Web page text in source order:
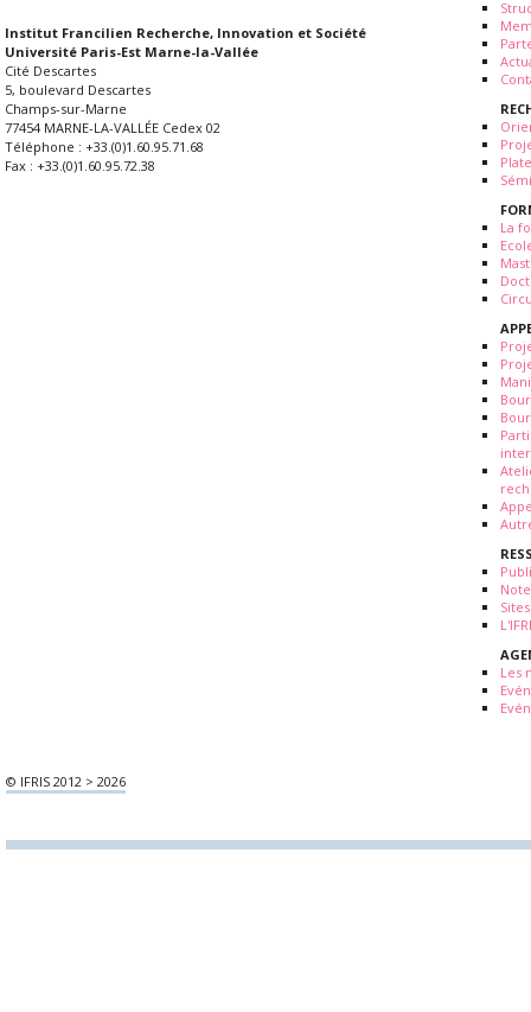
Institut Francilien Recherche, Innovation et Société
Université Paris-Est Marne-la-Vallée
Cité Descartes
5, boulevard Descartes
Champs-sur-Marne
77454 MARNE-LA-VALLÉE Cedex 02
Téléphone : +33.(0)1.60.95.71.68
Fax : +33.(0)1.60.95.72.38
La
Les
© IFRIS 2012 > 2026